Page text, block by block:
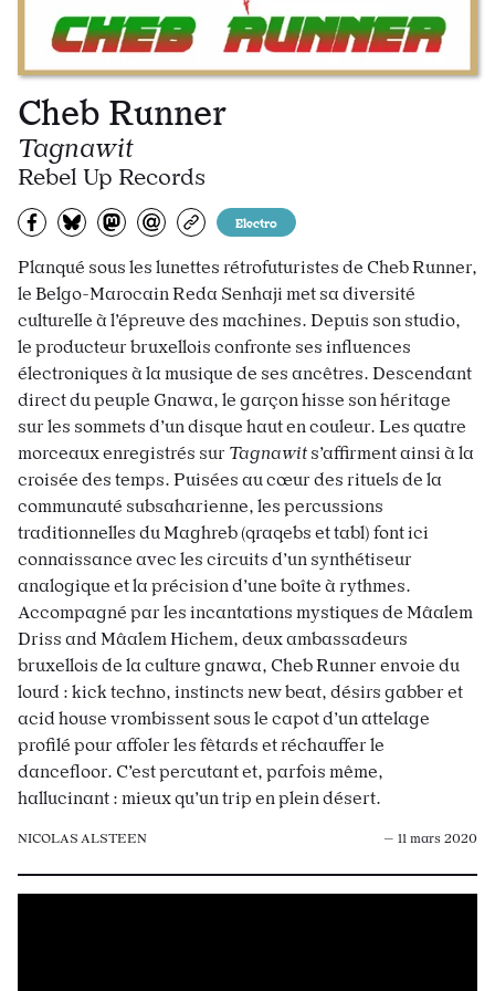
Cheb Runner
Tagnawit
Rebel Up Records
Partagez sur Facebook
Partager sur Bluesky
Partager sur Mastodon
Partagez par e-mail
Copiez l’url
Electro
Planqué sous les lunettes rétrofuturistes de Cheb Runner,
le Belgo-Marocain Reda Senhaji met sa diversité
culturelle à l’épreuve des machines. Depuis son studio,
le producteur bruxellois confronte ses influences
électroniques à la musique de ses ancêtres. Descendant
direct du peuple Gnawa, le garçon hisse son héritage
sur les sommets d’un disque haut en couleur. Les quatre
morceaux enregistrés sur Tagnawit s’affirment ainsi à la
croisée des temps. Puisées au cœur des rituels de la
communauté subsaharienne, les percussions
traditionnelles du Maghreb (qraqebs et tabl) font ici
connaissance avec les circuits d’un synthétiseur
analogique et la précision d’une boîte à rythmes.
Accompagné par les incantations mystiques de Mâalem
Driss and Mâalem Hichem, deux ambassadeurs
bruxellois de la culture gnawa, Cheb Runner envoie du
lourd : kick techno, instincts new beat, désirs gabber et
acid house vrombissent sous le capot d’un attelage
profilé pour affoler les fêtards et réchauffer le
dancefloor. C’est percutant et, parfois même,
hallucinant : mieux qu’un trip en plein désert.
NICOLAS ALSTEEN — 11 mars 2020